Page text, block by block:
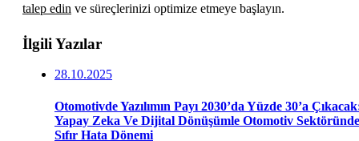
talep edin ve süreçlerinizi optimize etmeye başlayın.
İlgili Yazılar
28.10.2025
Otomotivde Yazılımın Payı 2030’da Yüzde 30’a
Yapay Zeka Ve Dijital Dönüşümle Otomotiv Sektöründe
Sıfır Hata Dönemi